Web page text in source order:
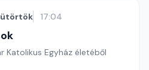
17:04
Katolikus Egyház életéből